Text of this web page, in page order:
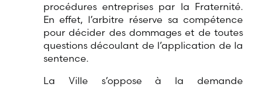
procédures entreprises par la Fraternité.
En effet, l’arbitre réserve sa compétence
pour décider des dommages et de toutes
questions découlant de l’application de la
sentence.
La Ville s’oppose à la demande